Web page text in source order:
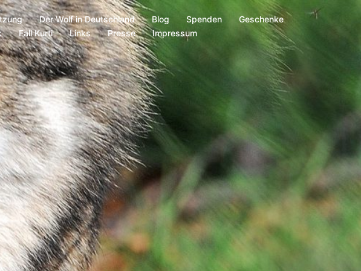
Der Wolf in Deutschland Blog Spenden
Geschenke
Fall Kurti Links Presse
Impressum